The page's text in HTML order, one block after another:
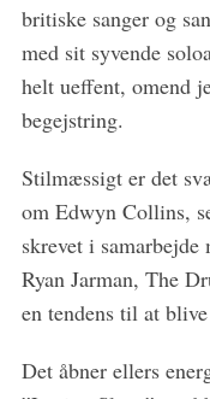
britiske sanger og
med sit syvende
helt ueffent, omend
begejstring.
Stilmæssigt er det
om Edwyn Collins,
skrevet i
Ryan Jarman, The
en tendens til at
Det åbner ellers
S
e
r
h
f
o
: